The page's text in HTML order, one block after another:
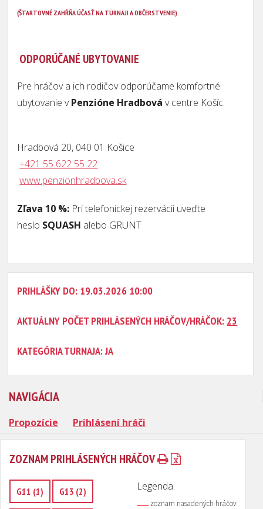
(ŠTARTOVNÉ ZAHŔŇA ÚČASŤ NA TURNAJI A OBČERSTVENIE)
ODPORÚČANÉ UBYTOVANIE
Pre hráčov a ich rodičov odporúčame komfortné
ubytovanie vPenzióne Hradbová v centre Košíc.
Hradbová 20, 040 01 Košice
+421 55 622 55 22
www.penzionhradbova.sk
Zľava 10 %: Pri telefonickej rezervácii uveďte
heslo SQUASH alebo GRUNT
PRIHLÁŠKY DO: 19.03.2026 10:00
AKTUÁLNY POČET PRIHLÁSENÝCH HRÁČOV/HRÁČOK: 23
KATEGÓRIA TURNAJA: JA
NAVIGÁCIA
Propozície Prihlásení hráči
ZOZNAM PRIHLÁSENÝCH HRÁČOV
Legenda:
zoznam nasadených hráčov
G11 (1) G13 (2)